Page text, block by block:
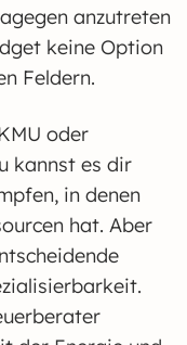
anzutreten
keine Option
Feldern.
oder
kannst es dir
in denen
hat. Aber